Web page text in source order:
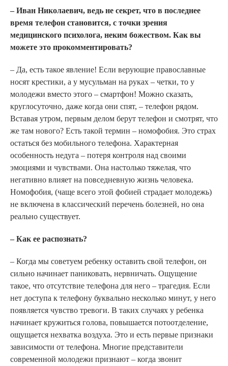
– Иван Николаевич, ведь не секрет, что в последнее
время телефон становится, с точки зрения
медицинского психолога, неким божеством. Как вы
можете это прокомментировать?
– Да, есть такое явление! Если верующие православные
носят крестики, а у мусульман на руках – четки, то у
молодежи вместо этого – смартфон! Можно сказать,
круглосуточно, даже когда они спят, – телефон рядом.
Вставая утром, первым делом берут телефон и смотрят, что
же там нового? Есть такой термин – номофобия. Это страх
остаться без мобильного телефона. Характерная
особенность недуга – потеря контроля над своими
эмоциями и чувствами. Она настолько тяжелая, что
негативно влияет на повседневную жизнь человека.
Номофобия, (чаще всего этой фобией страдает молодежь)
не включена в классический перечень болезней, но она
реально существует.
– Как ее распознать?
– Когда мы советуем ребенку оставить свой телефон, он
сильно начинает паниковать, нервничать. Ощущение
такое, что отсутствие телефона для него – трагедия. Если
нет доступа к телефону буквально несколько минут, у него
появляется чувство тревоги. В таких случаях у ребенка
начинает кружиться голова, повышается потоотделение,
ощущается нехватка воздуха. Это и есть первые признаки
зависимости от телефона. Многие представители
современной молодежи признают – когда звонит